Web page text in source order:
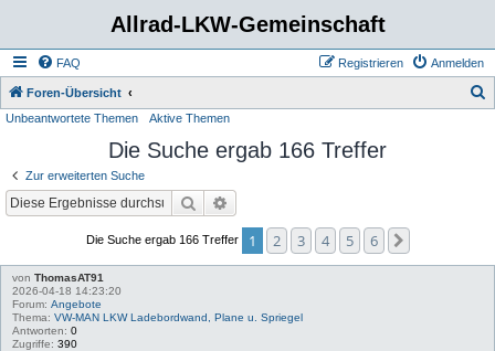
Allrad-LKW-Gemeinschaft
FAQ Anmelden
Registrieren
Foren-Übersicht
Unbeantwortete Themen Aktive Themen
Die Suche ergab 166 Treffer
Zur erweiterten Suche
Suche
Die Suche ergab 166 Treffer 1 2 3 4 5 6
von ThomasAT91
2026-04-18 14:23:20
Forum: Angebote
Thema: VW-MAN LKW Ladebordwand, Plane u. Spriegel
Antworten: 0
Zugriffe: 390